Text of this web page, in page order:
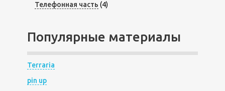
Телефонная часть (4)
Популярные материалы
Terraria
pin up